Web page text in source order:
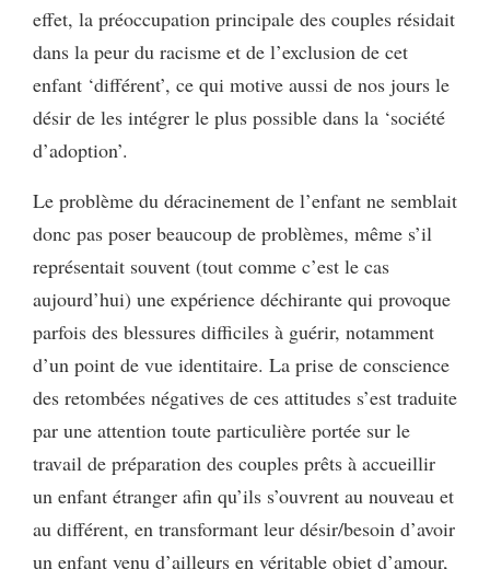
effet, la préoccupation principale des couples résidait
dans la peur du racisme et de l’exclusion de cet
enfant ‘différent’, ce qui motive aussi de nos jours le
désir de les intégrer le plus possible dans la ‘société
d’adoption’.
Le problème du déracinement de l’enfant ne semblait
donc pas poser beaucoup de problèmes, même s’il
représentait souvent (tout comme c’est le cas
aujourd’hui) une expérience déchirante qui provoque
parfois des blessures difficiles à guérir, notamment
d’un point de vue identitaire. La prise de conscience
des retombées négatives de ces attitudes s’est traduite
par une attention toute particulière portée sur le
travail de préparation des couples prêts à accueillir
un enfant étranger afin qu’ils s’ouvrent au nouveau et
au différent, en transformant leur désir/besoin d’avoir
un enfant venu d’ailleurs en véritable objet d’amour,